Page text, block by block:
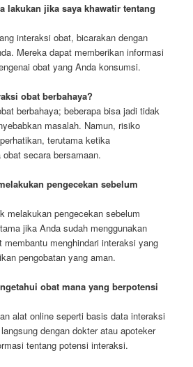
lakukan jika saya khawatir tentang
interaksi obat, bicarakan dengan
Mereka dapat memberikan informasi
obat yang Anda konsumsi.
obat berbahaya?
berbahaya; beberapa bisa jadi tidak
masalah. Namun, risiko
terutama ketika
secara bersamaan.
pengecekan sebelum
melakukan pengecekan sebelum
jika Anda sudah menggunakan
membantu menghindari interaksi yang
pengobatan yang aman.
obat mana yang berpotensi
alat online seperti basis data interaksi
dengan dokter atau apoteker
tentang potensi interaksi.